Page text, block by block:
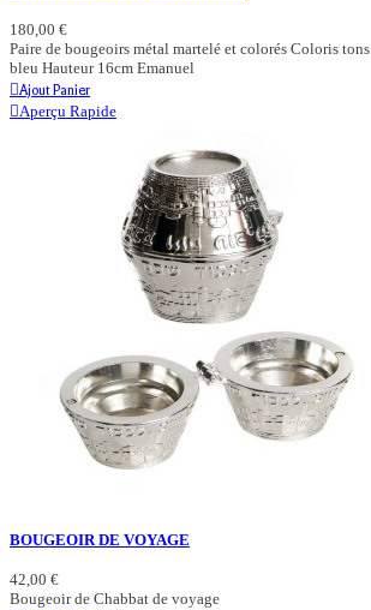
180,00 €
Paire de bougeoirs métal martelé et colorés Coloris tons
bleu Hauteur 16cm Emanuel
Ajout Panier
Aperçu Rapide
BOUGEOIR DE VOYAGE
42,00 €
Bougeoir de Chabbat de voyage